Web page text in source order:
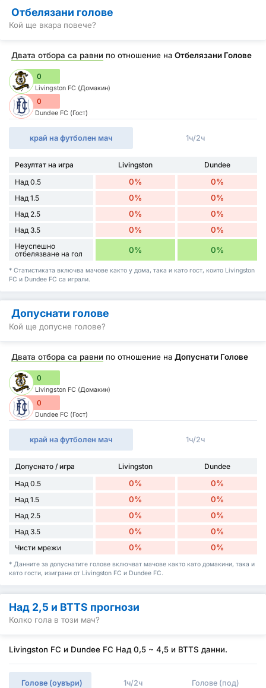
Отбелязани голове
Кой ще вкара повече?
Двата отбора са равни по отношение на Отбелязани Голове
0
Livingston FC (Домакин)
0
Dundee FC (Гост)
край на футболен мач 1ч/2ч
Резултат на игра Livingston
Dundee
Над 0.5
0% 0%
Над 1.5 0% 0%
Над 2.5 0% 0%
Над 3.5 0% 0%
Неуспешно
отбелязване на гол
0% 0%
* Статистиката включва мачове както у дома, така и като гост, които Livingston
FC и Dundee FC са играли.
Допуснати голове
Кой ще допусне голове?
Двата отбора са равни по отношение на Допуснати Голове
0
Livingston FC (Домакин)
0
Dundee FC (Гост)
край на футболен мач 1ч/2ч
Допуснато / игра Livingston
Dundee
Над 0.5
0% 0%
Над 1.5 0% 0%
Над 2.5 0% 0%
Над 3.5 0% 0%
Чисти мрежи 0% 0%
* Данните за допуснатите голове включват мачове както като домакини, така и
като гости, изиграни от Livingston FC и Dundee FC.
Над 2,5 и BTTS прогнози
Колко гола в този мач?
Livingston FC и Dundee FC Над 0,5 ~ 4,5 и BTTS данни.
Голове (оувъри) 1ч/2ч Голове (под)